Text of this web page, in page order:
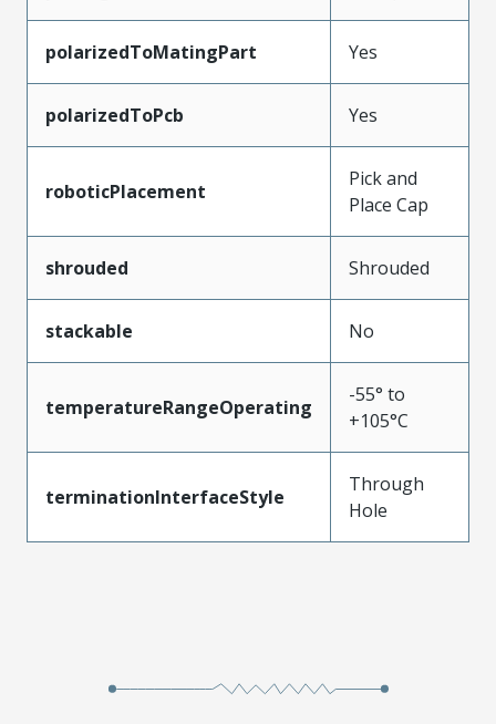
polarizedToMatingPart Yes
polarizedToPcb Yes
roboticPlacement
Pick and
Place Cap
shrouded Shrouded
stackable No
temperatureRangeOperating
-55° to
+105°C
terminationInterfaceStyle
Through
Hole